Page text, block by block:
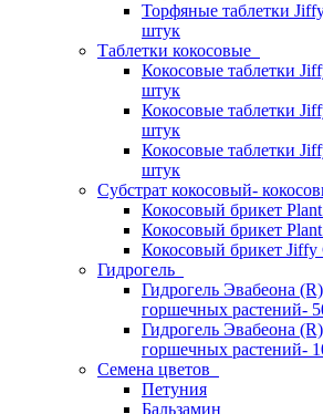
Торфяные таблетки
штук
Таблетки кокосовые
Кокосовые таблетки
штук
Кокосовые таблетки
штук
Кокосовые таблетки
штук
Субстрат кокосовый-
Кокосовый брикет
Кокосовый брикет
Кокосовый брикет
Гидрогель
Гидрогель Эвабеона
горшечных растений-
Гидрогель Эвабеона
горшечных растений-
Семена цветов
Петуния
Бальзамин